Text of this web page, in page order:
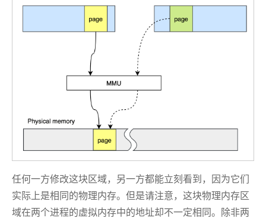
任何一方修改这块区域，另一方都能立刻看到，因为它们
实际上是相同的物理内存。但是请注意，这块物理内存区
域在两个进程的虚拟内存中的地址却不一定相同。除非两